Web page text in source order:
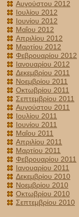
Αυγούστου 2012
Ιουλίου 2012
Ιουνίου 2012
Μαΐου 2012
Απριλίου 2012
Μαρτίου 2012
Φεβρουαρίου 2012
Ιανουαρίου 2012
Δεκεμβρίου 2011
Νοεμβρίου 2011
Οκτωβρίου 2011
Σεπτεμβρίου 2011
Αυγούστου 2011
Ιουλίου 2011
Ιουνίου 2011
Μαΐου 2011
Απριλίου 2011
Μαρτίου 2011
Φεβρουαρίου 2011
Ιανουαρίου 2011
Δεκεμβρίου 2010
Νοεμβρίου 2010
Οκτωβρίου 2010
Σεπτεμβρίου 2010